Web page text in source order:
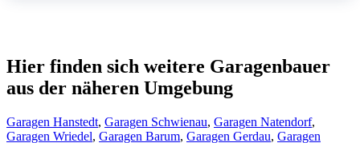
Hier finden sich weitere Garagenbauer
aus der näheren Umgebung
Garagen Hanstedt, Garagen Schwienau, Garagen Natendorf,
Garagen Wriedel, Garagen Barum, Garagen Gerdau, Garagen